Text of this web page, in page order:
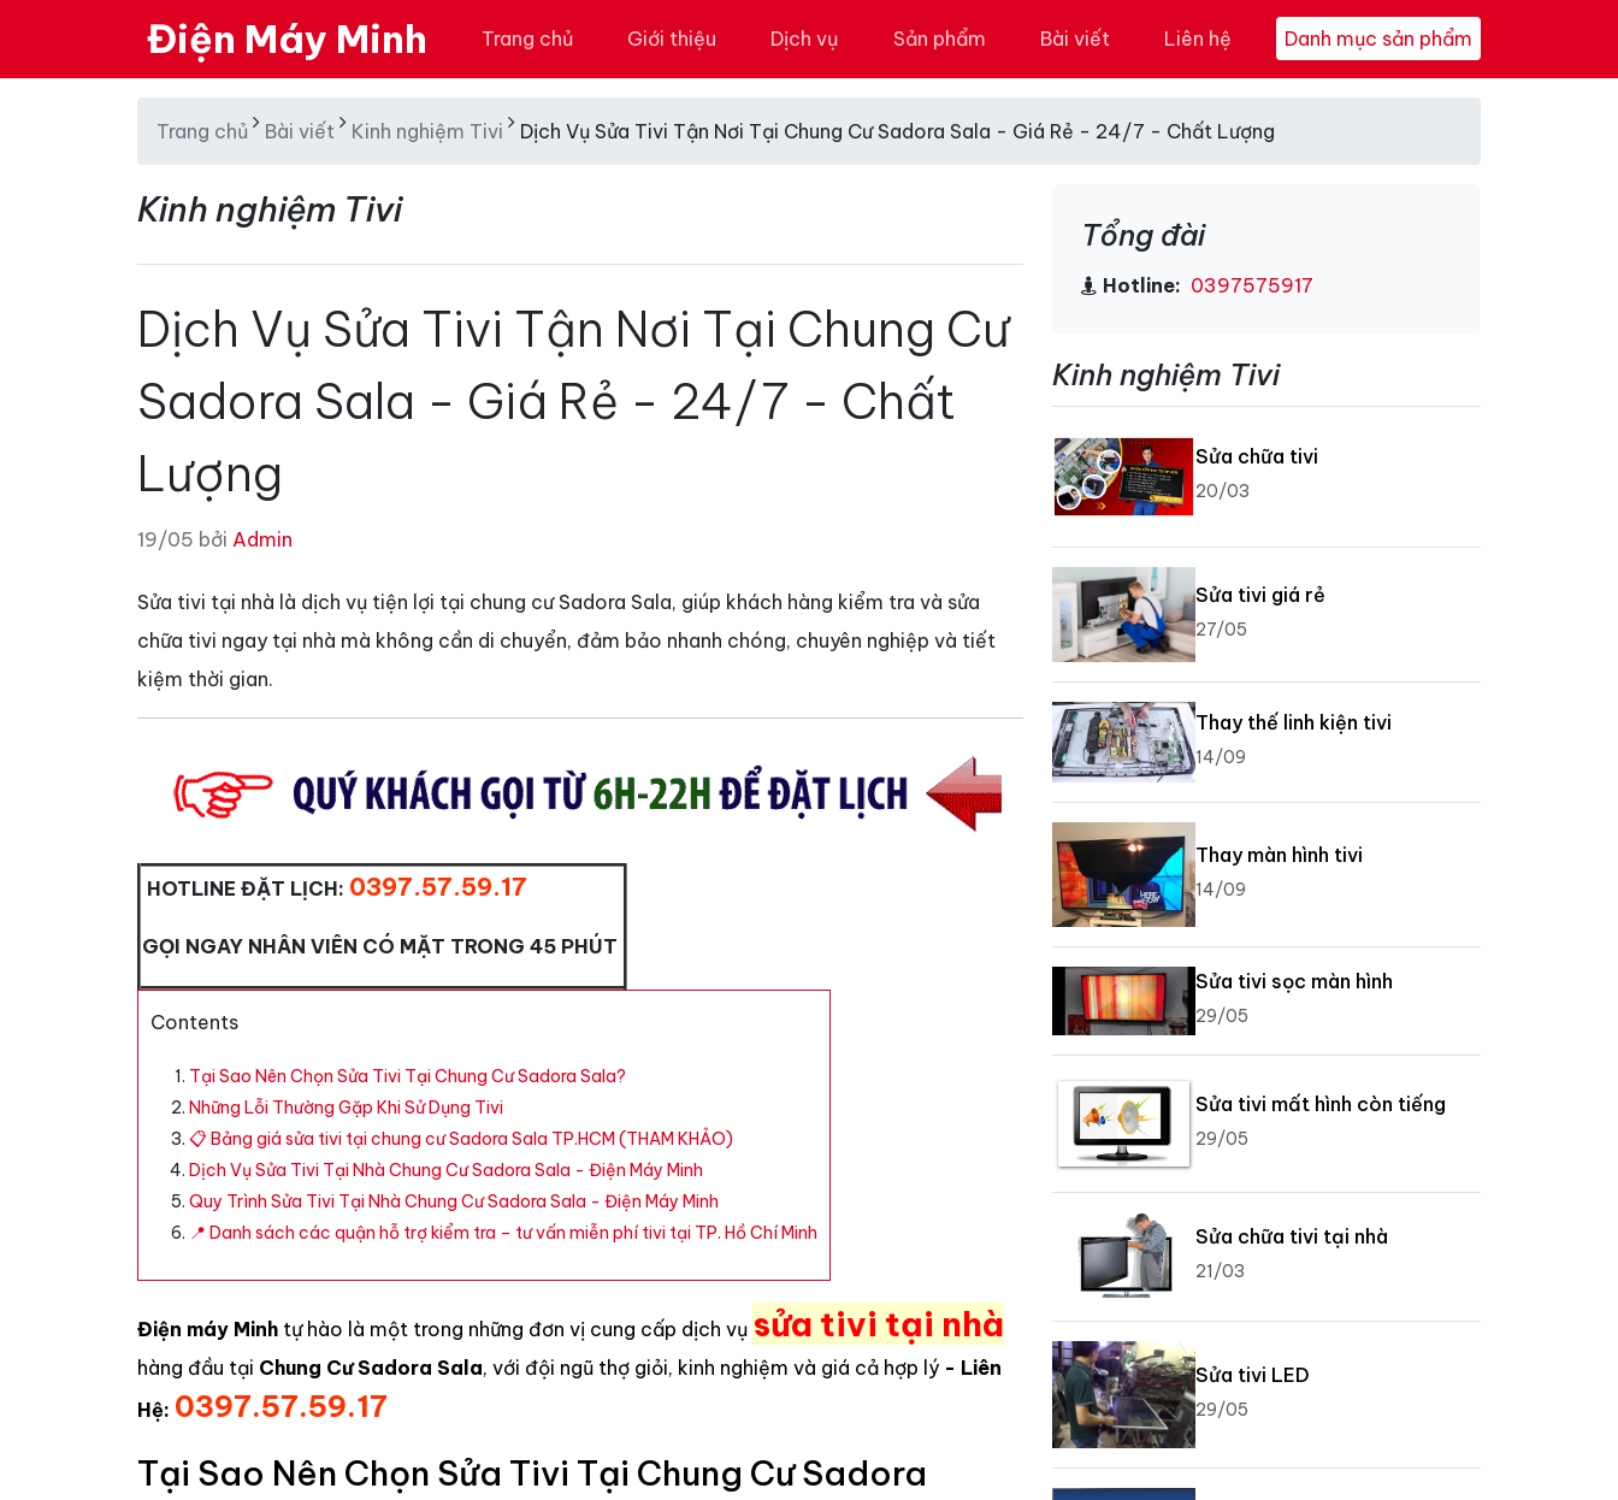
Điện Máy Minh Trang chủ Giới thiệu Dịch vụ Sản phẩm Bài viết Liên hệ Danh mục sản phẩm
Trang chủ Bài viết Kinh nghiệm Tivi Dịch Vụ Sửa Tivi Tận Nơi Tại Chung Cư Sadora Sala - Giá Rẻ - 24/7 - Chất Lượng
Kinh nghiệm Tivi
Dịch Vụ Sửa Tivi Tận Nơi Tại Chung Cư
Sadora Sala - Giá Rẻ - 24/7 - Chất
Lượng
19/05 bởi Admin
Sửa tivi tại nhà là dịch vụ tiện lợi tại chung cư Sadora Sala, giúp khách hàng kiểm tra và sửa
chữa tivi ngay tại nhà mà không cần di chuyển, đảm bảo nhanh chóng, chuyên nghiệp và tiết
kiệm thời gian.
HOTLINE ĐẶT LỊCH: 0397.57.59.17
GỌI NGAY NHÂN VIÊN CÓ MẶT TRONG 45 PHÚT
Contents
Tại Sao Nên Chọn Sửa Tivi Tại Chung Cư Sadora Sala?
Những Lỗi Thường Gặp Khi Sử Dụng Tivi
📋 Bảng giá sửa tivi tại chung cư Sadora Sala TP.HCM (THAM KHẢO)
Dịch Vụ Sửa Tivi Tại Nhà Chung Cư Sadora Sala - Điện Máy Minh
Quy Trình Sửa Tivi Tại Nhà Chung Cư Sadora Sala - Điện Máy Minh
📍 Danh sách các quận hỗ trợ kiểm tra – tư vấn miễn phí tivi tại TP. Hồ Chí Minh
Điện máy Minh tự hào là một trong những đơn vị cung cấp dịch vụ sửa tivi tại nhà
hàng đầu tại Chung Cư Sadora Sala, với đội ngũ thợ giỏi, kinh nghiệm và giá cả hợp lý - Liên
Hệ: 0397.57.59.17
Tại Sao Nên Chọn Sửa Tivi Tại Chung Cư Sadora
Tổng đài
Hotline: 0397575917
Kinh nghiệm Tivi
Sửa chữa tivi
20/03
Sửa tivi giá rẻ
27/05
Thay thế linh kiện tivi
14/09
Thay màn hình tivi
14/09
Sửa tivi sọc màn hình
29/05
Sửa tivi mất hình còn tiếng
29/05
Sửa chữa tivi tại nhà
21/03
Sửa tivi LED
29/05